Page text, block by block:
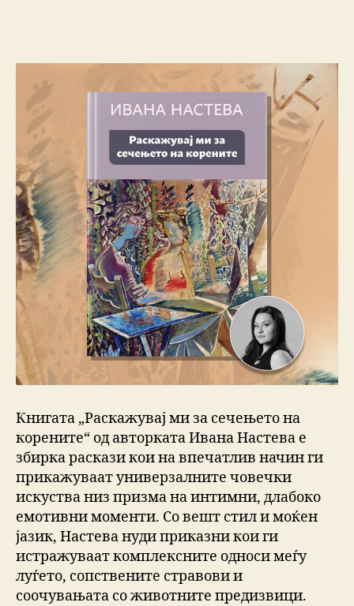
Книгата „Раскажувај ми за сечењето на
корените“ од авторката Ивана Настева е
збирка раскази кои на впечатлив начин ги
прикажуваат универзалните човечки
искуства низ призма на интимни, длабоко
емотивни моменти. Со вешт стил и моќен
јазик, Настева нуди приказни кои ги
истражуваат комплексните односи меѓу
луѓето, сопствените стравови и
соочувањата со животните предизвици.